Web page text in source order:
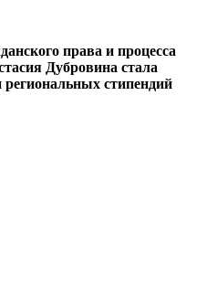
права и процесса
Дубровина стала
стипендий